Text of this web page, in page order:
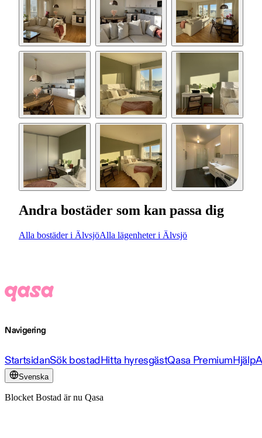
Andra bostäder som kan passa dig
Alla bostäder i ÄlvsjöAlla lägenheter i Älvsjö
Navigering
StartsidanSök bostadHitta hyresgästQasa PremiumHjälp
Svenska
Blocket Bostad är nu Qasa